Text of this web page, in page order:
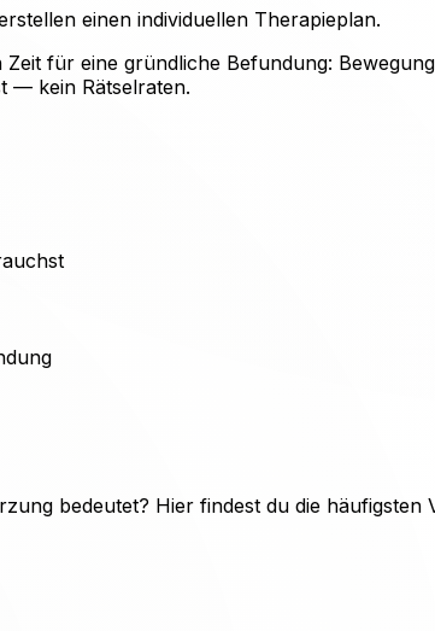
einen individuellen Therapieplan.
für eine gründliche Befundung:
— kein Rätselraten.
bedeutet? Hier findest du die häufigsten